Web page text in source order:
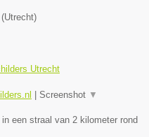
(Utrecht)
Utrecht
Screenshot ▼
een straal van 2 kilometer rond